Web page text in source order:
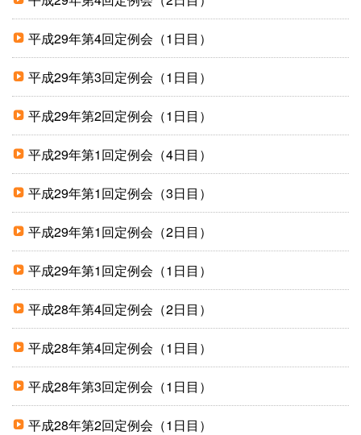
平成29年第4回定例会（1日目）
平成29年第3回定例会（1日目）
平成29年第2回定例会（1日目）
平成29年第1回定例会（4日目）
平成29年第1回定例会（3日目）
平成29年第1回定例会（2日目）
平成29年第1回定例会（1日目）
平成28年第4回定例会（2日目）
平成28年第4回定例会（1日目）
平成28年第3回定例会（1日目）
平成28年第2回定例会（1日目）